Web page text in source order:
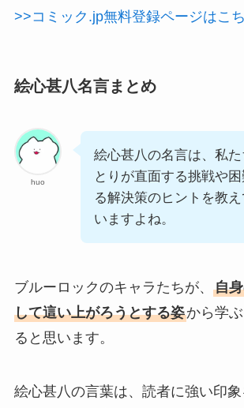
>>コミック.jp無料登録ページはこ
絵心甚八名言まとめ
huo
絵心甚八の名言は、私
とりが直面する挑戦や
る解決策のヒントを教
いますよね。
ブルーロックのキャラたちが、 自
して這い上がろうとする姿から学
ると思います。
絵心甚八の言葉は、読者に強い印